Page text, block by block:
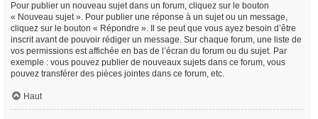
Pour publier un nouveau sujet dans un forum, cliquez sur le bouton
« Nouveau sujet ». Pour publier une réponse à un sujet ou un message,
cliquez sur le bouton « Répondre ». Il se peut que vous ayez besoin d’être
inscrit avant de pouvoir rédiger un message. Sur chaque forum, une liste de
vos permissions est affichée en bas de l’écran du forum ou du sujet. Par
exemple : vous pouvez publier de nouveaux sujets dans ce forum, vous
pouvez transférer des pièces jointes dans ce forum, etc.
Haut